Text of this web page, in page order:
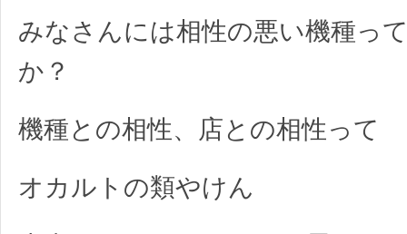
みなさんには相性の悪い機種っ
か？
機種との相性、店との相性って
オカルトの類やけん